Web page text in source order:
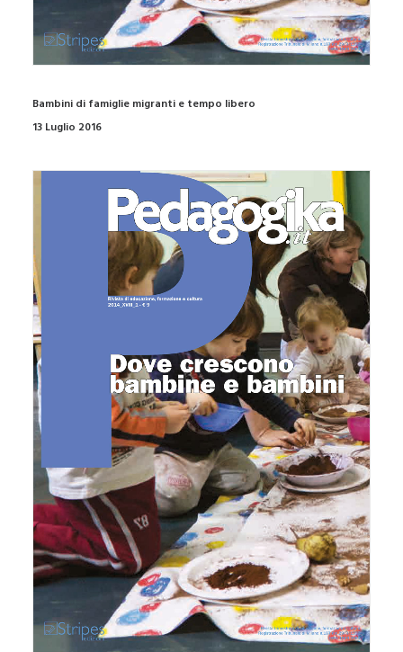
Bambini di famiglie migranti e tempo libero
13 Luglio 2016